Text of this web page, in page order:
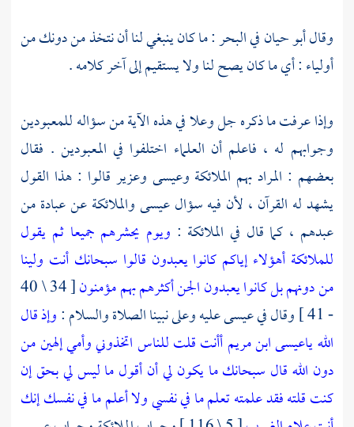
وقالأبو حيانفي البحر : ما كان ينبغي لنا أن نتخذ من دونك من
أولياء : أي ما كان يصح لنا ولا يستقيم إلى آخر كلامه .
وإذا عرفت ما ذكره جل وعلا في هذه الآية من سؤاله للمعبودين
وجوابهم له ، فاعلم أن العلماء اختلفوا في المعبودين . فقال
بعضهم : المراد بهم الملائكة وعيسى وعزير قالوا : هذا القول
يشهد له القرآن ، لأن فيه سؤالعيسىوالملائكة عن عبادة من
عبدهم ، كما قال في الملائكة : ويوم يحشرهم جميعا ثم يقول
للملائكة أهؤلاء إياكم كانوا يعبدون قالوا سبحانك أنت ولينا
من دونهم بل كانوا يعبدون الجن أكثرهم بهم مؤمنون
[ 34 \ 40
- 41 ] وقال في
عيسىعليه وعلى نبينا الصلاة والسلام :وإذ قال
الله ياعيسى ابن مريم أأنت قلت للناس اتخذوني وأمي إلهين من
دون الله قال سبحانك ما يكون لي أن أقول ما ليس لي بحق إن
كنت قلته فقد علمته تعلم ما في نفسي ولا أعلم ما في نفسك إنك